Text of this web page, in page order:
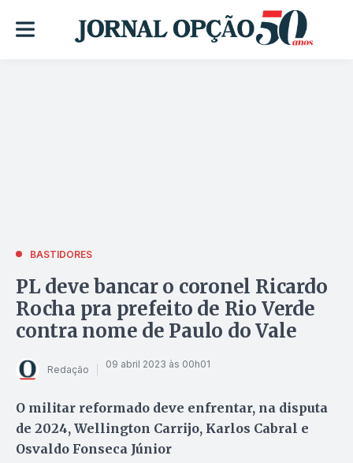
BASTIDORES
PL deve bancar o coronel Ricardo
Rocha pra prefeito de Rio Verde
contra nome de Paulo do Vale
Redação 09 abril 2023 às 00h01
O militar reformado deve enfrentar, na disputa
de 2024, Wellington Carrijo, Karlos Cabral e
Osvaldo Fonseca Júnior